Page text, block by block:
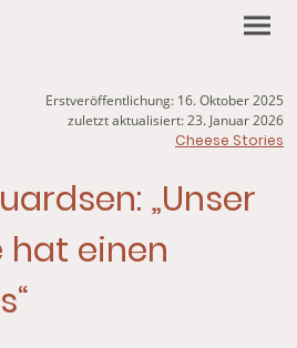
Erstveröffentlichung: 16. Oktober 2025
zuletzt aktualisiert: 23. Januar 2026
Cheese Stories
„Unser
hat einen